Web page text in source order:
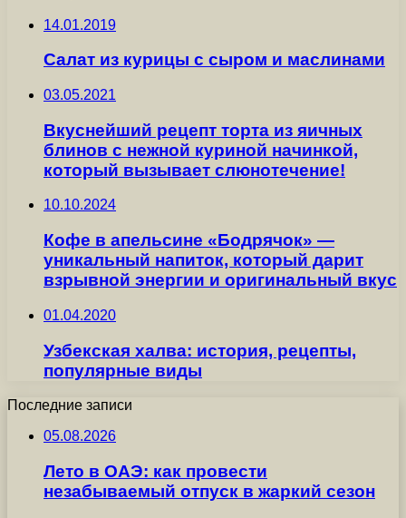
14.01.2019
Салат из курицы с сыром и маслинами
03.05.2021
Вкуснейший рецепт торта из яичных
блинов с нежной куриной начинкой,
который вызывает слюнотечение!
10.10.2024
Кофе в апельсине «Бодрячок» —
уникальный напиток, который дарит
взрывной энергии и оригинальный вкус
01.04.2020
Узбекская халва: история, рецепты,
популярные виды
Последние записи
05.08.2026
Лето в ОАЭ: как провести
незабываемый отпуск в жаркий сезон